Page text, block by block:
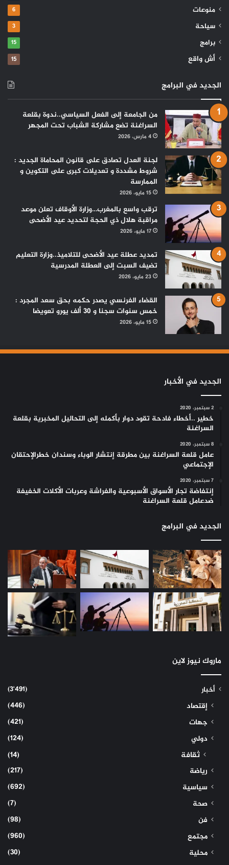
منوعات 6
سياحة 3
برامج 15
أش واقع 15
الجديد في البرامج
من الجامعة إلى الفعل السياسي..ندوة بقلعة
السراغنة تضع مشاركة الشباب تحت المجهر
4 مارس، 2026
لجنة العدل تصادق على قانون المحاماة الجديد :
شروط مشددة و تعديلات كبرى على التكوين و
الممارسة
15 مايو، 2026
ترقب واسع بالمغرب…وزارة الأوقاف تعلن موعد
مراقبة هلال ذي الحجة لتحديد عيد الأضحى
17 مايو، 2026
تمديد عطلة عيد الأضحى للتلاميذ..وزارة التعليم
تضيف السبت إلى العطلة المدرسية
23 مايو، 2026
القضاء الفرنسي يصدر حكمه بحق سعد المجرد :
خمس سنوات سجنا و 30 ألف يورو تعويضا
15 مايو، 2026
الجديد في الأخبار
2 سبتمبر، 2020
خطير ..أخطاء فادحة تقود دوار بأكمله إلى التحاليل المخبرية بقلعة
السراغنة
8 سبتمبر، 2020
عامل قلعة السراغنة بين مطرقة إنتشار الوباء وسندان خطرالإحتقان
الإجتماعي
7 سبتمبر، 2020
إنتفاضة تجار الأسواق الأسبوعية والفراشة وعربات الأكلات الخفيفة
ضدعامل قلعة السراغنة
الجديد في البرامج
ماروك نيوز لاين
أخبار (3٬491)
إقتصاد
(446)
جهات
(421)
دولي
(124)
ثقافة (14)
رياضة
(217)
سياسية
(692)
صحة
(7)
فن
(98)
مجتمع
(960)
محلية
(30)